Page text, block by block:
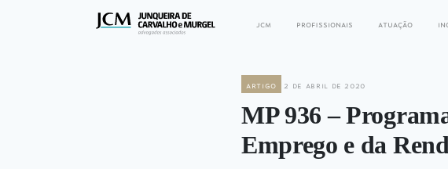
jcm profissionais atuação
artigo 2 de abril de 2020
MP 936 –
Emprego e da